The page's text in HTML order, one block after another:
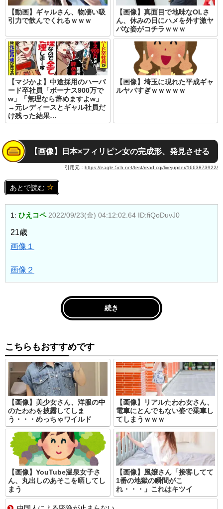
【動画】ギャルさん、物凄い吸
引力で飲んでくれるｗｗｗ
【画像】真面目で地味なOLさ
ん、休みの日にハメを外す激ヤ
バな姿がコチラｗｗｗ
【マジかよ】中途採用のハーバ
ード卒社員「ボーナス900万で
w」「無理なら辞めますよw」
→元レディースとギャル社員だ
け残った結果…
【画像】埼玉に現れた平成ギャ
ルヤバすぎｗｗｗｗｗ
【画像】日本×フィリピン女の完成形、発見させる
引用元： https://eagle.5ch.net/test/read.cgi/livejupiter/1663873922/
あとで読む
1: ひえコペ 2022/09/23(金) 04:12:02.64 ID:fiQoDuvJ0
21歳
画像１
画像２
続き
こちらもおすすめです
【画像】美少女さん、洋服の中
のたわわを披露してしま
う・・・めっちゃワイルド
【画像】リアルたわわ女さん、
電車にとんでもない姿で乗車し
てしまうｗｗｗ
【画像】YouTube温泉女子さ
ん、丸出しのあそこを晒してし
まう
【画像】風嬢さん「接客してて
1番の地獄の瞬間がこ
れ・・・」これはキツイ